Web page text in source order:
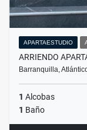
APARTAESTUDIO
ARRIENDO
Barranquilla,
1 Alcobas
1 Baño